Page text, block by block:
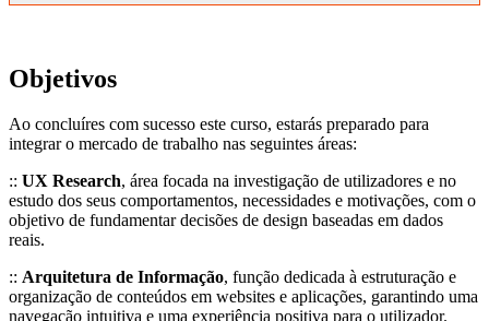
Objetivos
Ao concluíres com sucesso este curso, estarás preparado para
integrar o mercado de trabalho nas seguintes áreas:
:: UX Research, área focada na investigação de utilizadores e no
estudo dos seus comportamentos, necessidades e motivações, com o
objetivo de fundamentar decisões de design baseadas em dados
reais.
:: Arquitetura de Informação, função dedicada à estruturação e
organização de conteúdos em websites e aplicações, garantindo uma
navegação intuitiva e uma experiência positiva para o utilizador.